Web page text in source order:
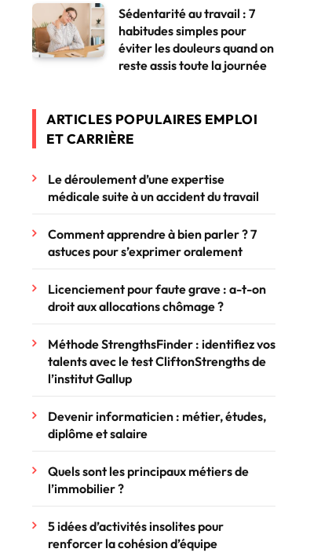
Sédentarité au travail : 7
habitudes simples pour
éviter les douleurs quand on
reste assis toute la journée
ARTICLES POPULAIRES EMPLOI
ET CARRIÈRE
Le déroulement d’une expertise
médicale suite à un accident du travail
Comment apprendre à bien parler ? 7
astuces pour s’exprimer oralement
Licenciement pour faute grave : a-t-on
droit aux allocations chômage ?
Méthode StrengthsFinder : identifiez vos
talents avec le test CliftonStrengths de
l’institut Gallup
Devenir informaticien : métier, études,
diplôme et salaire
Quels sont les principaux métiers de
l’immobilier ?
5 idées d’activités insolites pour
renforcer la cohésion d’équipe